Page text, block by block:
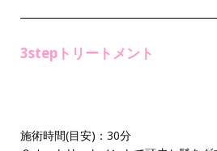
3stepトリートメント
施術時間(目安)：30分